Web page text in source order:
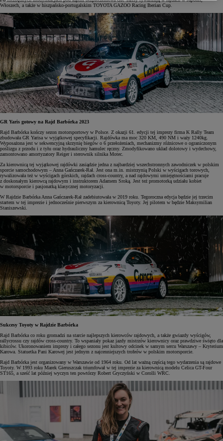
Włoszech, a także w hiszpańsko-portugalskim TOYOTA GAZOO Racing Iberian Cup.
GR Yaris gotowy na Rajd Barbórka 2023
Rajd Barbórka kończy sezon motorsportowy w Polsce. Z okazji 61. edycji tej imprezy firma K Rally Team
zbudowała GR Yarisa w wyjątkowej specyfikacji. Rajdówka ma moc 320 KM, 490 NM i waży 1240kg.
Wyposażona jest w sekwencyjną skrzynię biegów o 6 przełożeniach, mechanizmy różnicowe o ograniczonym
poślizgu z przodu i z tyłu oraz hydrauliczny hamulec ręczny. Zmodyfikowano układ dolotowy i wydechowy,
zamontowano amortyzatory Reiger i sterownik silnika Motec.
Za kierownicą tej wyjątkowej rajdówki zasiądzie jedna z najbardziej wszechstronnych zawodniczek w polskim
sporcie samochodowym – Anna Gańczarek-Rał. Jest ona m.in. mistrzynią Polski w wyścigach torowych,
rywalizowała też w wyścigach górskich, rajdach cross-country, a nad rajdowymi umiejętnościami pracuje
z doskonałym kierowcą rajdowym i instruktorem Adamem Sroką. Jest też promotorką udziału kobiet
w motorsporcie i pasjonatką klasycznej motoryzacji.
W Rajdzie Barbórka Anna Gańczarek-Rał zadebiutowała w 2019 roku. Tegoroczna edycja będzie jej trzecim
startem w tej imprezie i jednocześnie pierwszym za kierownicą Toyoty. Jej pilotem w będzie Maksymilian
Staniszewski.
Sukcesy Toyoty w Rajdzie Barbórka
Rajd Barbórka co roku gromadzi na starcie najlepszych kierowców rajdowych, a także gwiazdy wyścigów,
rallycrossu czy rajdów cross-country. To wspaniały pokaz jazdy mistrzów kierownicy oraz prawdziwe święto dla
kibiców. Ukoronowaniem imprezy i całego sezonu jest kultowy odcinek w samym sercu Warszawy – Kryterium
Karowa. Statuetka Pani Karowej jest jednym z najcenniejszych trofeów w polskim motorsporcie.
Rajd Barbórka jest organizowany w Warszawie od 1964 roku. Od lat ważną częścią tego wydarzenia są rajdowe
Toyoty. W 1993 roku Marek Gieruszczak triumfował w tej imprezie za kierownicą modelu Celica GT-Four
ST165, a sześć lat później wyczyn ten powtórzy Robert Gryczyński w Corolli WRC.